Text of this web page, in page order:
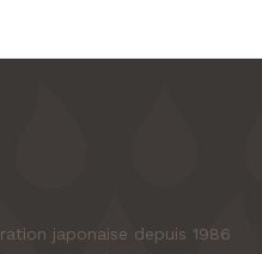
japonaise depuis 1986